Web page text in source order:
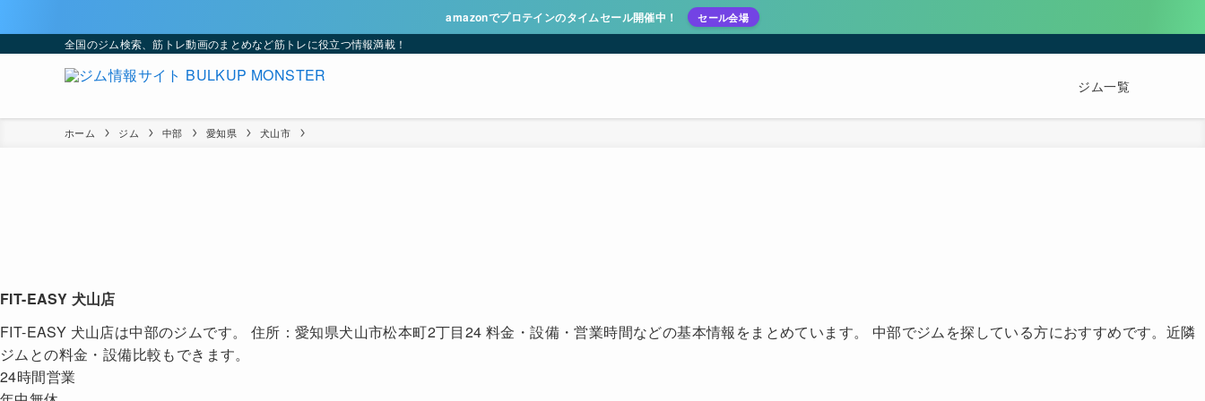
amazonでプロテインのタイムセール開催中！ セール会場
全国のジム検索、筋トレ動画のまとめなど筋トレに役立つ情報満載！
ジム一覧
ホーム ジム 中部 愛知県 犬山市
FIT-EASY 犬山店
FIT-EASY 犬山店は中部のジムです。 住所：愛知県犬山市松本町2丁目24 料金・設備・営業時間などの基本情報をまとめています。 中部でジムを探している方におすすめです。近隣
ジムとの料金・設備比較もできます。
24時間営業